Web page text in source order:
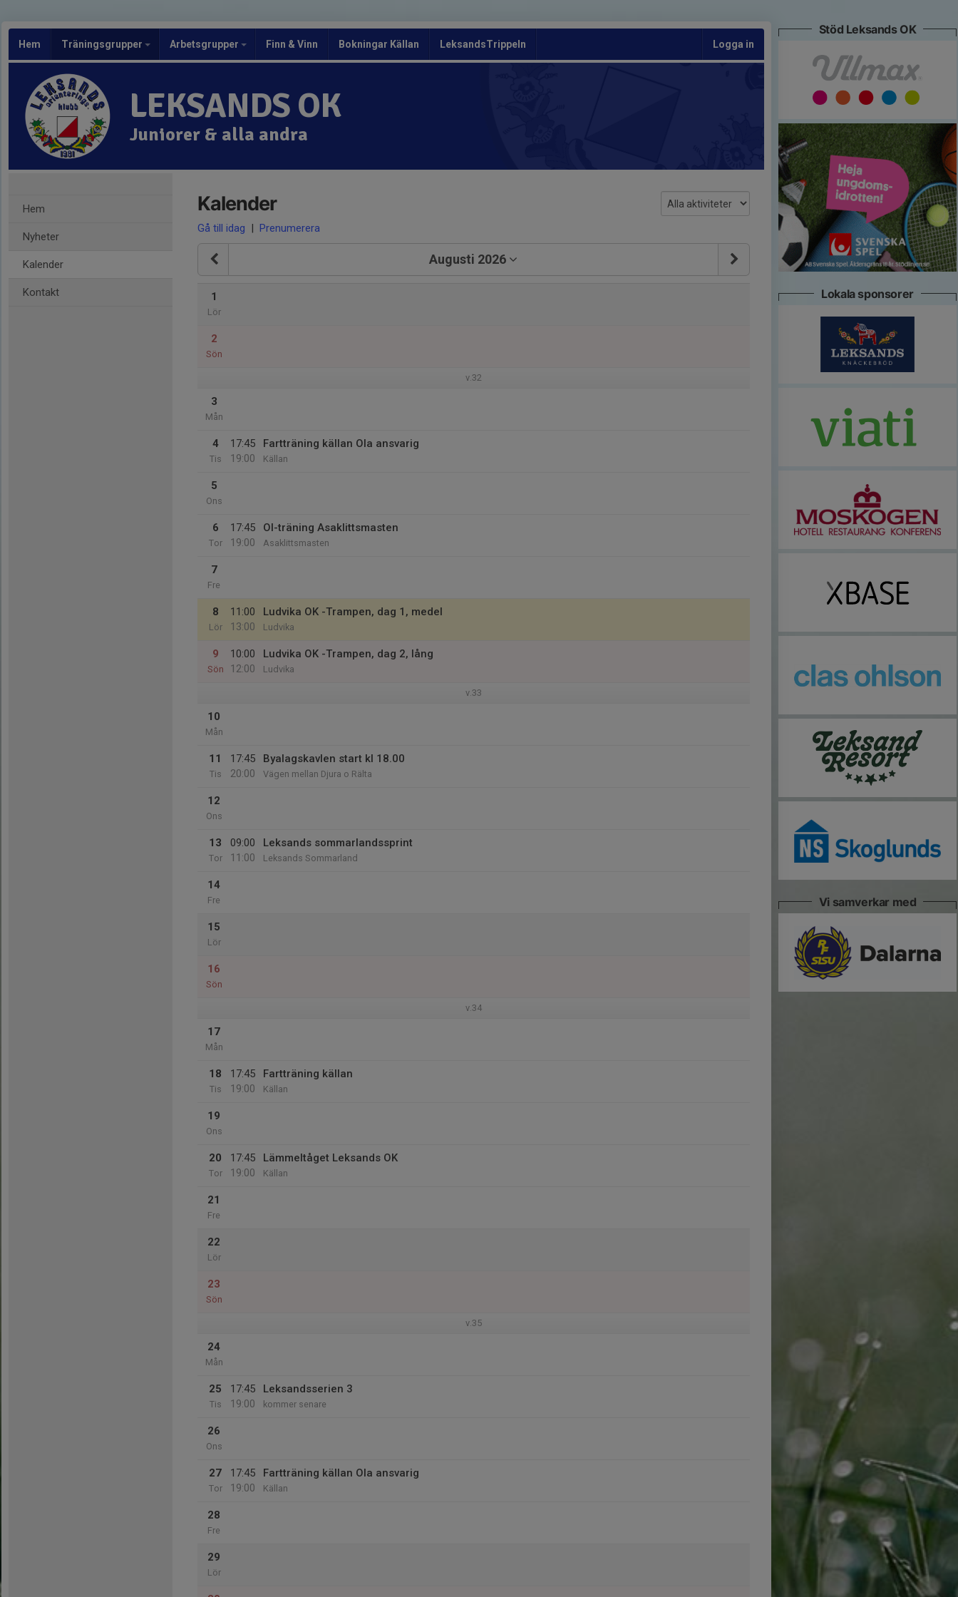
Hem Träningsgrupper Arbetsgrupper Finn & Vinn Bokningar Källan LeksandsTrippeln Logga in
LEKSANDS OK
Juniorer & alla andra
Hem
Nyheter
Kalender
Kontakt
Kalender
Gå till idag | Prenumerera
Augusti 2026
1
Lör
2
Sön
v.32
3
Mån
4
Tis
17:45
19:00
Fartträning källan Ola ansvarig
Källan
5
Ons
6
Tor
17:45
19:00
Ol-träning Asaklittsmasten
Asaklittsmasten
7
Fre
8
Lör
11:00
13:00
Ludvika OK -Trampen, dag 1, medel
Ludvika
9
Sön
10:00
12:00
Ludvika OK -Trampen, dag 2, lång
Ludvika
v.33
10
Mån
11
Tis
17:45
20:00
Byalagskavlen start kl 18.00
Vägen mellan Djura o Rälta
12
Ons
13
Tor
09:00
11:00
Leksands sommarlandssprint
Leksands Sommarland
14
Fre
15
Lör
16
Sön
v.34
17
Mån
18
Tis
17:45
19:00
Fartträning källan
Källan
19
Ons
20
Tor
17:45
19:00
Lämmeltåget Leksands OK
Källan
21
Fre
22
Lör
23
Sön
v.35
24
Mån
25
Tis
17:45
19:00
Leksandsserien 3
kommer senare
26
Ons
27
Tor
17:45
19:00
Fartträning källan Ola ansvarig
Källan
28
Fre
29
Lör
Stöd Leksands OK
Lokala sponsorer
Vi samverkar med